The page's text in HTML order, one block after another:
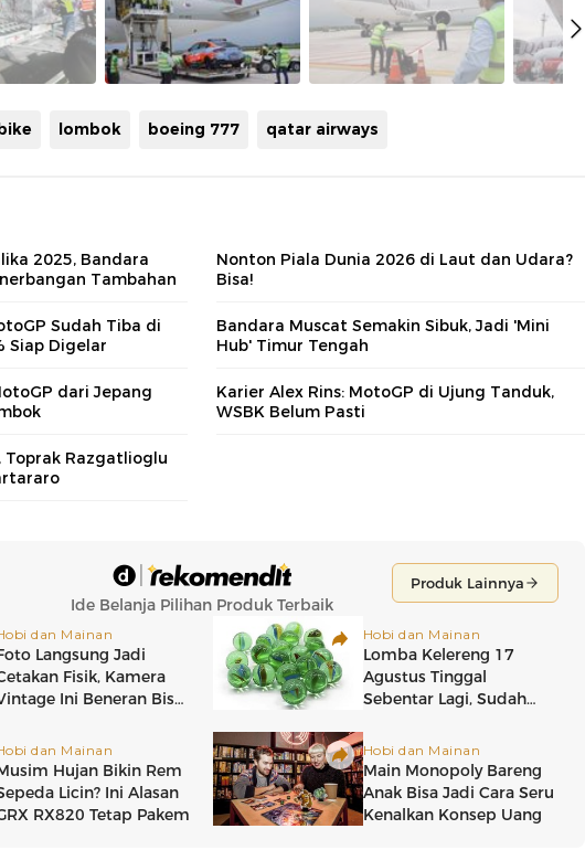
lombok boeing 777 qatar airways
2025, Bandara
Tambahan
Nonton Piala Dunia 2026 di Laut dan Udara?
Bisa!
Sudah Tiba di
Siap Digelar
Bandara Muscat Semakin Sibuk, Jadi 'Mini
Hub' Timur Tengah
dari Jepang
Karier Alex Rins: MotoGP di Ujung Tanduk,
WSBK Belum Pasti
Toprak Razgatlioglu